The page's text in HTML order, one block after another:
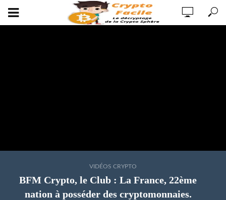
VIDÉOS CRYPTO
BFM Crypto, le Club : La France, 22ème
nation à posséder des cryptomonnaies.